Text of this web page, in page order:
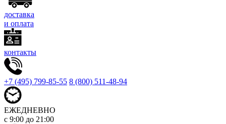
доставка
и оплата
контакты
+7 (495) 799-85-55 8 (800) 511-48-94
ЕЖЕДНЕВНО
с 9:00 до 21:00